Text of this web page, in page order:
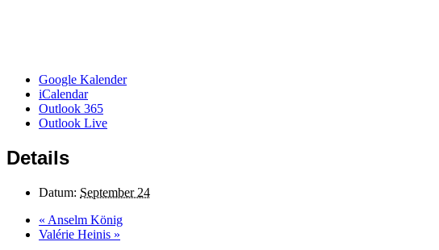
Google Kalender
iCalendar
Outlook 365
Outlook Live
Details
Datum: September 24
« Anselm König
Valérie Heinis »